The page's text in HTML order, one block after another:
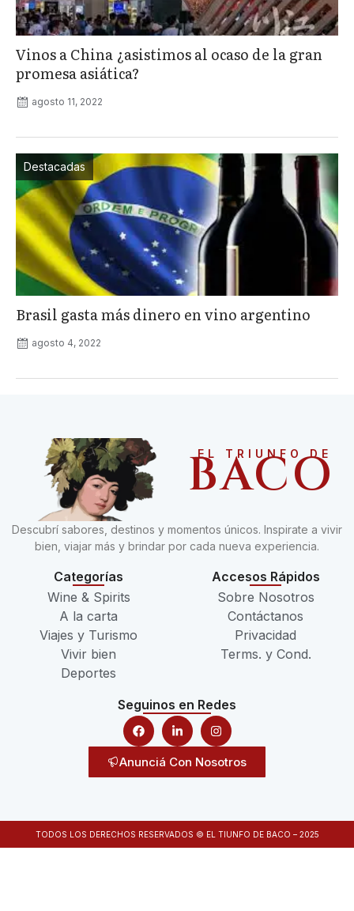
Vinos a China ¿asistimos al ocaso de la gran
promesa asiática?
agosto 11, 2022
Destacadas
Brasil gasta más dinero en vino argentino
agosto 4, 2022
EL TRIUNFO DE
BACO
Descubrí sabores, destinos y momentos únicos. Inspirate a vivir
bien, viajar más y brindar por cada nueva experiencia.
Categorías
Wine & Spirits
A la carta
Viajes y Turismo
Vivir bien
Deportes
Accesos Rápidos
Sobre Nosotros
Contáctanos
Privacidad
Terms. y Cond.
Seguinos en Redes
Anunciá Con Nosotros
TODOS LOS DERECHOS RESERVADOS © EL TIUNFO DE BACO – 2025